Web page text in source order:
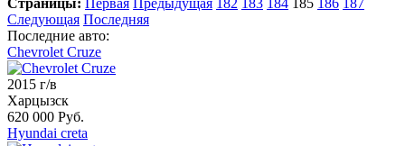
Страницы: Первая Предыдущая 182 183 184 185 186 187
Следующая Последняя
Последние авто:
Chevrolet Cruze
2015 г/в
Харцызск
620 000 Руб.
Hyundai creta